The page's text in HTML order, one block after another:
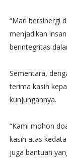
“Mari bersinergi
menjadikan
berintegritas
Sementara,
terima kasih
kunjungannya.
“Kami mohon
kasih atas
juga bantuan